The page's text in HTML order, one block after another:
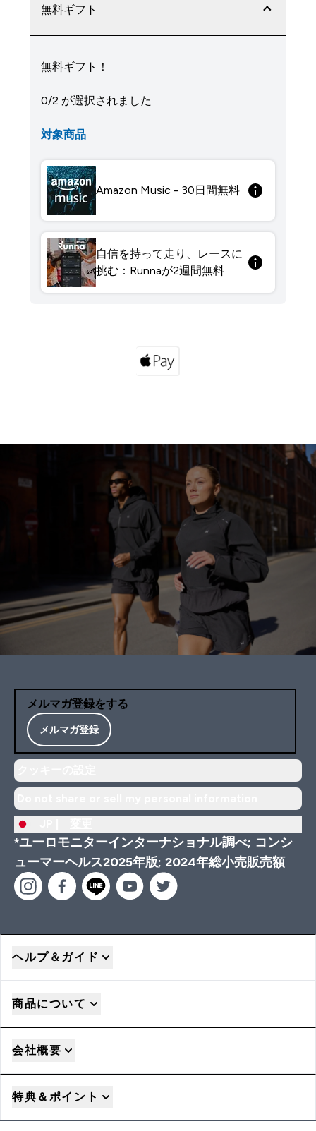
無料ギフト
無料ギフト！
0/2 が選択されました
対象商品
Amazon Music - 30日間無料
自信を持って走り、レースに
挑む：Runnaが2週間無料
メルマガ登録をする
メルマガ登録
*ユーロモニターインターナショナル調べ; コンシ
ューマーヘルス2025年版; 2024年総小売販売額
ヘルプ＆ガイド
商品について
会社概要
特典＆ポイント